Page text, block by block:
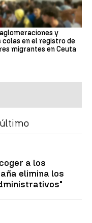
y
colas en el registro de
migrantes en Ceuta
a los
elimina los